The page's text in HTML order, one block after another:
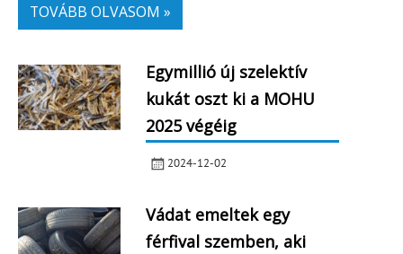
TOVÁBB OLVASOM »
Egymillió új szelektív
kukát oszt ki a MOHU
2025 végéig
2024-12-02
Vádat emeltek egy
férfival szemben, aki